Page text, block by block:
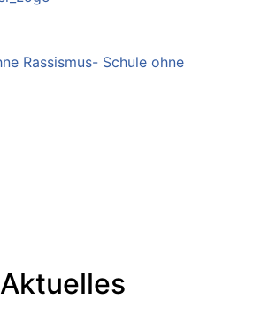
Aktuelles